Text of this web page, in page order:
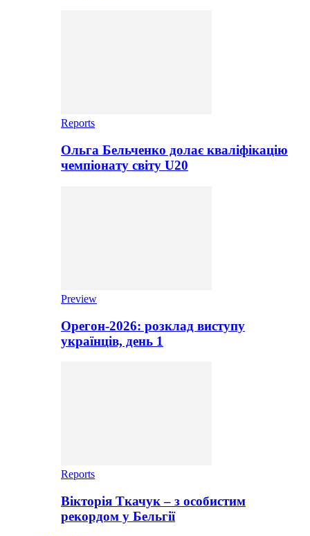
Reports
Ольга Бельченко долає кваліфікацію
чемпіонату світу U20
Preview
Орегон-2026: розклад виступу
українців, день 1
Reports
Вікторія Ткачук – з особистим
рекордом у Бельгії